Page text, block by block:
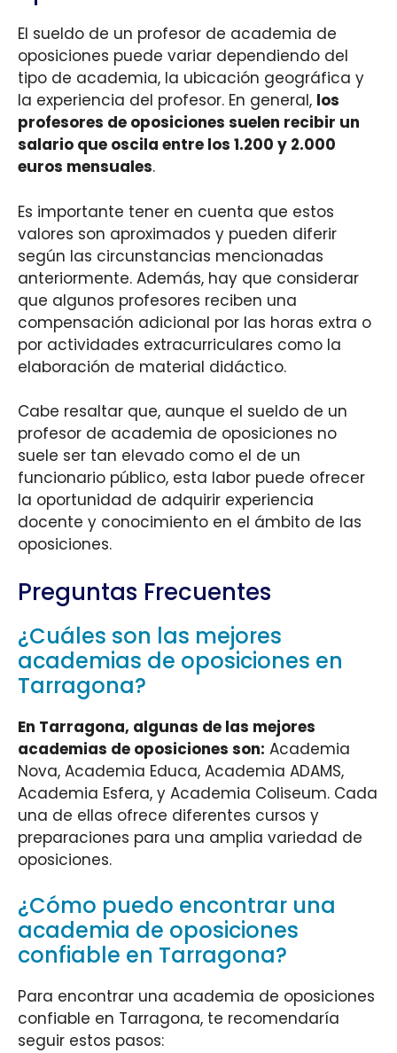
El sueldo de un profesor de academia de
oposiciones puede variar dependiendo del
tipo de academia, la ubicación geográfica y
la experiencia del profesor. En general, los
profesores de oposiciones suelen recibir un
salario que oscila entre los 1.200 y 2.000
euros mensuales.
Es importante tener en cuenta que estos
valores son aproximados y pueden diferir
según las circunstancias mencionadas
anteriormente. Además, hay que considerar
que algunos profesores reciben una
compensación adicional por las horas extra o
por actividades extracurriculares como la
elaboración de material didáctico.
Cabe resaltar que, aunque el sueldo de un
profesor de academia de oposiciones no
suele ser tan elevado como el de un
funcionario público, esta labor puede ofrecer
la oportunidad de adquirir experiencia
docente y conocimiento en el ámbito de las
oposiciones.
Preguntas Frecuentes
¿Cuáles son las mejores
academias de oposiciones en
Tarragona?
En Tarragona, algunas de las mejores
academias de oposiciones son: Academia
Nova, Academia Educa, Academia ADAMS,
Academia Esfera, y Academia Coliseum. Cada
una de ellas ofrece diferentes cursos y
preparaciones para una amplia variedad de
oposiciones.
¿Cómo puedo encontrar una
academia de oposiciones
confiable en Tarragona?
Para encontrar una academia de oposiciones
confiable en Tarragona, te recomendaría
seguir estos pasos: